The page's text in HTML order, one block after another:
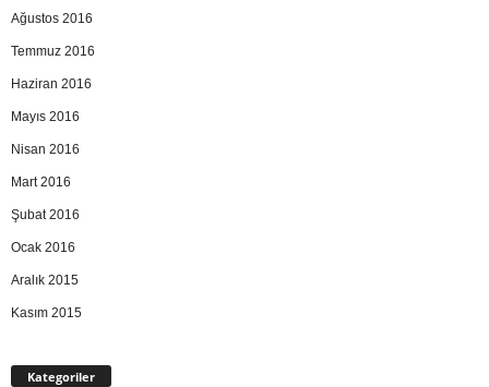
Ağustos 2016
Temmuz 2016
Haziran 2016
Mayıs 2016
Nisan 2016
Mart 2016
Şubat 2016
Ocak 2016
Aralık 2015
Kasım 2015
Kategoriler